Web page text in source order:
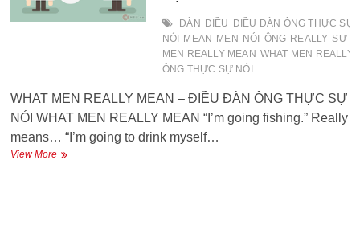
CÓ
ĐÀN ĐIỀU ĐIỀU ĐÀN ÔNG THỰC SỰ
NÓI
MEAN MEN NÓI ÔNG REALLY SỰ
MEN REALLY MEAN WHAT MEN REALLY
ÔNG THỰC SỰ NÓI
WHAT MEN REALLY MEAN – ĐIỀU ĐÀN ÔNG THỰC SỰ
NÓI WHAT MEN REALLY MEAN “I’m going fishing.” Really
means… “I’m going to drink myself…
View MoreWHAT